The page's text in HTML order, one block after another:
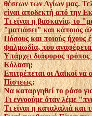
θέσεων των Αγίων μας.
είναι αποδεκτή από την
Τι είναι η βασκανία, το
"ματιάσει" και κάποιος
Πόσους και ποιούς ήχους
ψαλμωδία, που
Υπάρχει διάφορος
Κόλαση;
Επιτρέπεται οι Λαϊκοί να
Πίστεως;
Να καταργηθεί το ράσο
Τι εννοούμε όταν λέμε
Τι είναι η καταλαλιά και